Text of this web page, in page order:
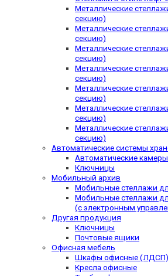
Металлические
секцию)
Металлические
секцию)
Металлические
секцию)
Металлические
секцию)
Металлические
секцию)
Металлические
секцию)
Металлические
секцию)
Автоматические системы
Автоматические
Ключницы
Мобильный архив
Мобильные стеллажи
Мобильные стеллажи
(с электронным
Другая продукция
Ключницы
Почтовые ящики
Офисная мебель
Шкафы офисные (ЛДСП)
Кресла офисные